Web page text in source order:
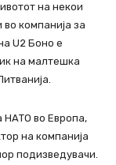
на некои
компанија за
U2 Боно е
на малтешка
НАТО во Европа,
на компанија
подизведувачи.